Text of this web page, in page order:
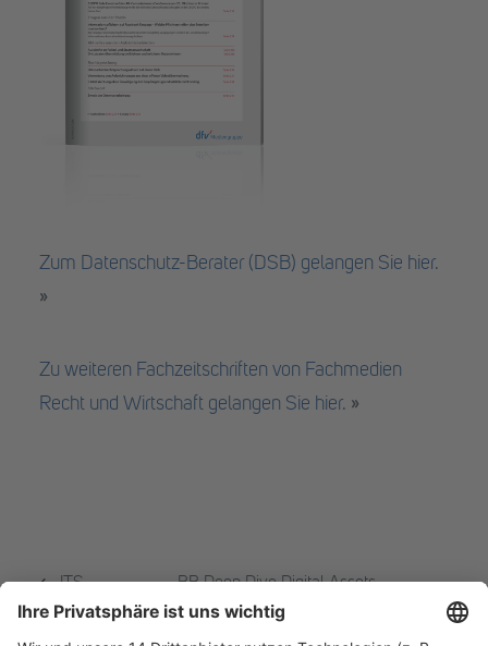
Zum Datenschutz-Berater (DSB) gelangen Sie hier.
»
Zu weiteren Fachzeitschriften von Fachmedien
Recht und Wirtschaft gelangen Sie hier. »
ITS-
Infrastructure Tax
BB Deep Dive Digital Assets –
Financial Market Regulations meet